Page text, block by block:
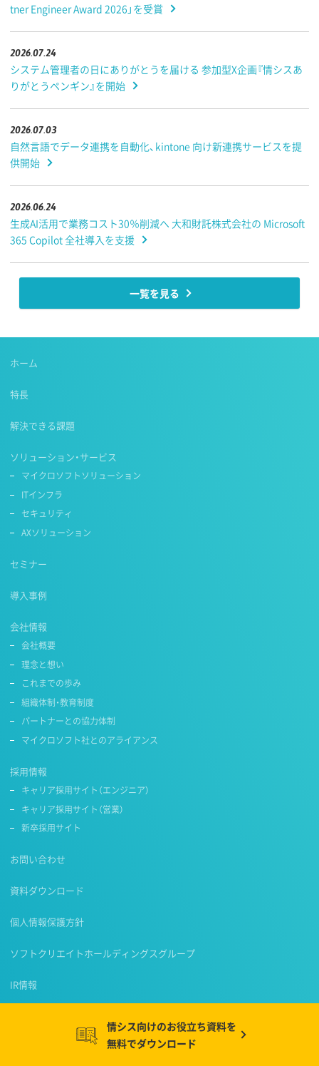
情シス向けのお役立ち資料を
無料でダウンロード
tner Engineer Award 2026」を受賞
2026.07.24
システム管理者の日にありがとうを届ける 参加型X企画『情シスあ
りがとうペンギン』を開始
2026.07.03
自然言語でデータ連携を自動化、kintone 向け新連携サービスを提
供開始
2026.06.24
生成AI活用で業務コスト30％削減へ 大和財託株式会社の Microsoft
365 Copilot 全社導入を支援
一覧を見る
ホーム
特長
解決できる課題
ソリューション・サービス
マイクロソフトソリューション
ITインフラ
セキュリティ
AXソリューション
セミナー
導入事例
会社情報
会社概要
理念と想い
これまでの歩み
組織体制・教育制度
パートナーとの協力体制
マイクロソフト社とのアライアンス
採用情報
キャリア採用サイト（エンジニア）
キャリア採用サイト（営業）
新卒採用サイト
お問い合わせ
資料ダウンロード
個人情報保護方針
ソフトクリエイトホールディングスグループ
IR情報